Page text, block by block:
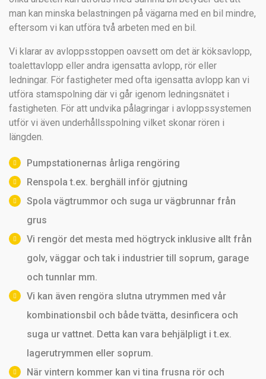
man kan minska belastningen på vägarna med en bil mindre,
eftersom vi kan utföra två arbeten med en bil.
Vi klarar av avloppsstoppen oavsett om det är köksavlopp,
toalettavlopp eller andra igensatta avlopp, rör eller
ledningar. För fastigheter med ofta igensatta avlopp kan vi
utföra stamspolning där vi går igenom ledningsnätet i
fastigheten. För att undvika pålagringar i avloppssystemen
utför vi även underhållsspolning vilket skonar rören i
längden.
Pumpstationernas årliga rengöring
Renspola t.ex. berghäll inför gjutning
Spola vägtrummor och suga ur vägbrunnar från
grus
Vi rengör det mesta med högtryck inklusive allt från
golv, väggar och tak i industrier till soprum, garage
och tunnlar mm.
Vi kan även rengöra slutna utrymmen med vår
kombinationsbil och både tvätta, desinficera och
suga ur vattnet. Detta kan vara behjälpligt i t.ex.
lagerutrymmen eller soprum.
När vintern kommer kan vi tina frusna rör och